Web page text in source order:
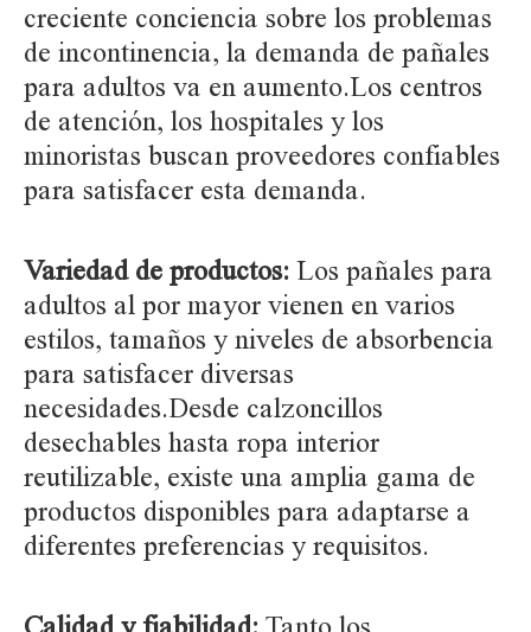
creciente conciencia sobre los problemas
de incontinencia, la demanda de pañales
para adultos va en aumento.Los centros
de atención, los hospitales y los
minoristas buscan proveedores confiables
para satisfacer esta demanda.
Variedad de productos: Los pañales para
adultos al por mayor vienen en varios
estilos, tamaños y niveles de absorbencia
para satisfacer diversas
necesidades.Desde calzoncillos
desechables hasta ropa interior
reutilizable, existe una amplia gama de
productos disponibles para adaptarse a
diferentes preferencias y requisitos.